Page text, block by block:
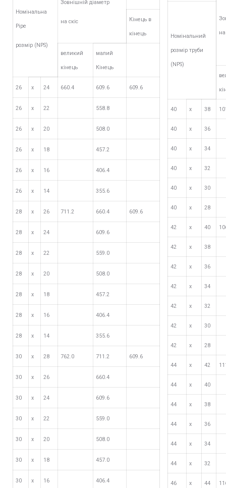
Номінальна
Pipe
розмір (NPS)
Зовнішній діаметр
на скіс Кінець в
кінець
великий
кінець
малий
Кінець
26 х 24 660.4 609.6 609.6
26 х 22 558.8
26 х 20 508.0
26 х 18 457.2
26 х 16 406.4
26 х 14 355.6
28 х 26 711.2 660.4 609.6
28 х 24 609.6
28 х 22 559.0
28 х 20 508.0
28 х 18 457.2
28 х 16 406.4
28 х 14 355.6
30 х 28 762.0 711.2 609.6
30 х 26 660.4
30 х 24 609.6
30 х 22 559.0
30 х 20 508.0
30 х 18 457.0
30 х 16 406.4
на
Номінальний
розмір труби
(NPS)
40 х 38
40 х 36
40 х 34
40 х 32
40 х 30
40 х 28
42 х 40
42 х 38
42 х 36
42 х 34
42 х 32
42 х 30
42 х 28
44 х 42
44 х 40
44 х 38
44 х 36
44 х 34
44 х 32
46 х 44